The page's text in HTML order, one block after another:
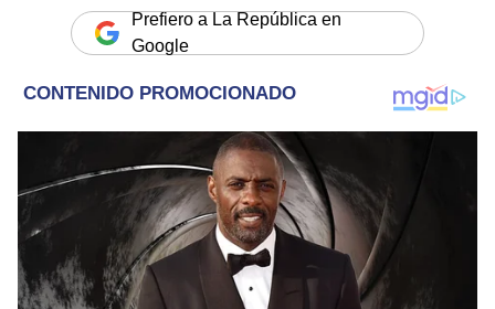
Prefiero a La República en
Google